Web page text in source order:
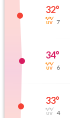
32°
7
34°
6
33°
4